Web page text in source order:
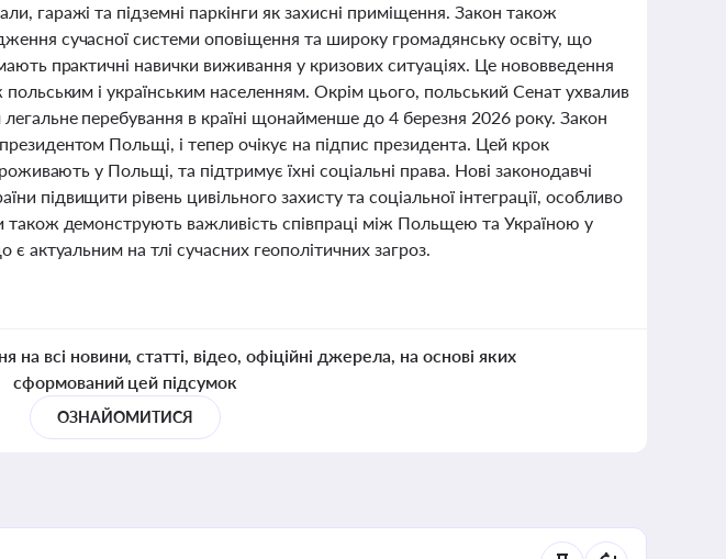
гаражі та підземні паркінги як захисні приміщення. Закон також
сучасної системи оповіщення та широку громадянську освіту, що
практичні навички виживання у кризових ситуаціях. Це нововведення
польським і українським населенням. Окрім цього, польський Сенат ухвалив
перебування в країні щонайменше до 4 березня 2026 року. Закон
Польщі, і тепер очікує на підпис президента. Цей крок
у Польщі, та підтримує їхні соціальні права. Нові законодавчі
підвищити рівень цивільного захисту та соціальної інтеграції, особливо
також демонструють важливість співпраці між Польщею та Україною у
актуальним на тлі сучасних геополітичних загроз.
всі новини, статті, відео, офіційні джерела, на основі яких
сформований цей підсумок
ОЗНАЙОМИТИСЯ